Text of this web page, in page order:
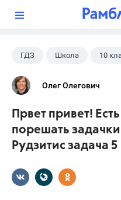
ГДЗ Школа 10
Рудзитис Г.Е.
Олег Олегович
Првет привет!
порешать
Рудзитис задача